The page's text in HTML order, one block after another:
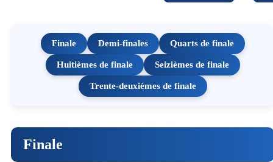
Finale Demi-finales Quarts de finale
Huitièmes de finale Seizièmes de finale
Trente-deuxièmes de finale
Finale